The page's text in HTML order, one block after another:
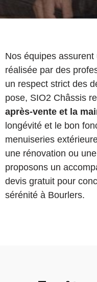
Nos équipes assurent
réalisée par des
un respect strict des
pose, SIO2 Châssis
après-vente et la
longévité et le bon
menuiseries
une rénovation ou
proposons un
devis gratuit pour
sérénité à Bourlers.